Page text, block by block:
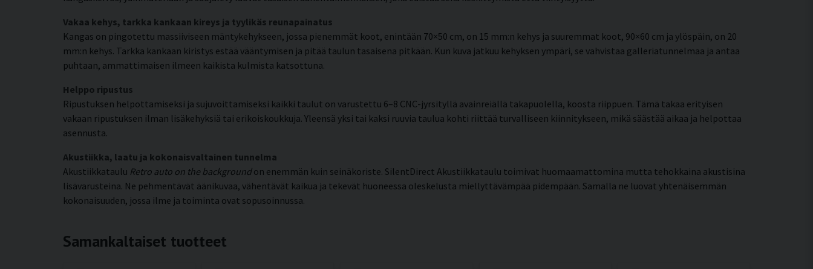
Vakaa kehys, tarkka kankaan kireys ja tyylikäs reunapainatus
Kangas on pingotettu massiiviseen mäntykehykseen, jossa pienemmät koot, enintään 70×50 cm, on 15 mm:n kehys ja suuremmat koot, 90×60 cm ja ylöspäin, on 20
mm:n kehys. Tarkka kankaan kiristys estää vääntymisen ja pitää taulun tasaisena pitkään. Kun kuva jatkuu kehyksen ympäri, se vahvistaa galleriatunnelmaa ja antaa
puhtaan, ammattimaisen ilmeen kaikista kulmista katsottuna.
Helppo ripustus
Ripustuksen helpottamiseksi ja sujuvoittamiseksi kaikki taulut on varustettu 6–8 CNC-jyrsityllä avainreiällä takapuolella, koosta riippuen. Tämä takaa erityisen
vakaan ripustuksen ilman lisäkehyksiä tai erikoiskoukkuja. Yleensä yksi tai kaksi ruuvia taulua kohti riittää turvalliseen kiinnitykseen, mikä säästää aikaa ja helpottaa
asennusta.
Akustiikka, laatu ja kokonaisvaltainen tunnelma
Akustiikkataulu Retro auto on the backgroundon enemmän kuin seinäkoriste. SilentDirect Akustiikkataulu toimivat huomaamattomina mutta tehokkaina akustisina
lisävarusteina. Ne pehmentävät äänikuvaa, vähentävät kaikua ja tekevät huoneessa oleskelusta miellyttävämpää pidempään. Samalla ne luovat yhtenäisemmän
kokonaisuuden, jossa ilme ja toiminta ovat sopusoinnussa.
Samankaltaiset tuotteet